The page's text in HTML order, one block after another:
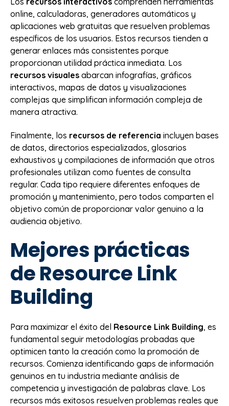
online, calculadoras, generadores automáticos y
aplicaciones web gratuitas que resuelven problemas
específicos de los usuarios. Estos recursos tienden a
generar enlaces más consistentes porque
proporcionan utilidad práctica inmediata. Los
recursos visuales abarcan infografías, gráficos
interactivos, mapas de datos y visualizaciones
complejas que simplifican información compleja de
manera atractiva.
Finalmente, los recursos de referencia incluyen bases
de datos, directorios especializados, glosarios
exhaustivos y compilaciones de información que otros
profesionales utilizan como fuentes de consulta
regular. Cada tipo requiere diferentes enfoques de
promoción y mantenimiento, pero todos comparten el
objetivo común de proporcionar valor genuino a la
audiencia objetivo.
Mejores prácticas
de Resource Link
Building
Para maximizar el éxito del Resource Link Building, es
fundamental seguir metodologías probadas que
optimicen tanto la creación como la promoción de
recursos. Comienza identificando gaps de información
genuinos en tu industria mediante análisis de
competencia y investigación de palabras clave. Los
recursos más exitosos resuelven problemas reales que